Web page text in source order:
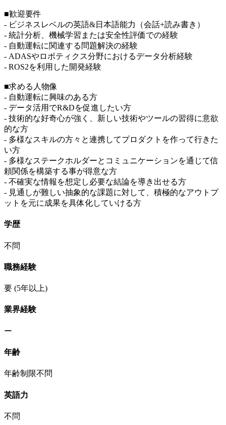
■歓迎要件
- ビジネスレベルの英語&日本語能力（会話+読み書き）
- 統計分析、機械学習または安全性評価での経験
- 自動運転に関連する問題解決の経験
- ADASやロボティクス分野におけるデータ分析経験
- ROS2を利用した開発経験
■求める人物像
- 自動運転に興味のある方
- データ活用でR&Dを促進したい方
- 技術的な好奇心が強く、新しい技術やツールの習得に意欲
的な方
- 多様なスキルの方々と連携してプロダクトを作って行きた
い方
- 多様なステークホルダーとコミュニケーションを通じて信
頼関係を構築する事が得意な方
- 不確実な情報を想定し必要な結論を導き出せる方
- 見通しが難しい抽象的な課題に対して、積極的なアウトプ
ットを元に成果を具体化していける方
学歴
不問
職務経験
要 (5年以上)
業界経験
ー
年齢
年齢制限不問
英語力
不問